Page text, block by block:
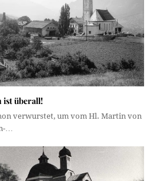
ist überall!
verwurstet, um vom Hl. Martin von
…